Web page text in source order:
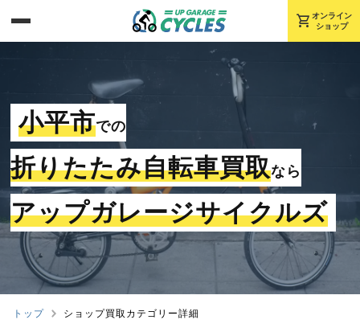
shopping_cart オンライン
ショップ
小平市での
折りたたみ自転車買取なら
アップガレージサイクルズ
トップ ショップ買取カテゴリー詳細